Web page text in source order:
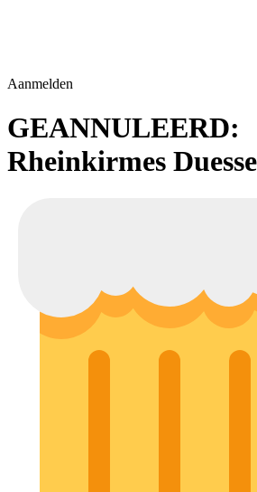
Aanmelden
GEANNULEERD:
Rheinkirmes